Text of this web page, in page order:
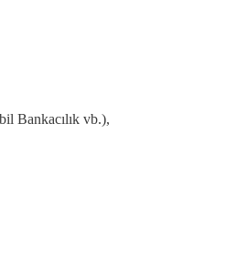
Bankacılık vb.),